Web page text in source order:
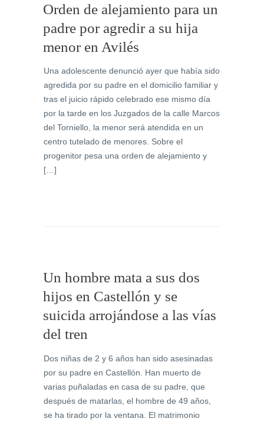
Orden de alejamiento para un
padre por agredir a su hija
menor en Avilés
Una adolescente denunció ayer que había sido
agredida por su padre en el domicilio familiar y
tras el juicio rápido celebrado ese mismo día
por la tarde en los Juzgados de la calle Marcos
del Torniello, la menor será atendida en un
centro tutelado de menores. Sobre el
progenitor pesa una orden de alejamiento y
[…]
Un hombre mata a sus dos
hijos en Castellón y se
suicida arrojándose a las vías
del tren
Dos niñas de 2 y 6 años han sido asesinadas
por su padre en Castellón. Han muerto de
varias puñaladas en casa de su padre, que
después de matarlas, el hombre de 49 años,
se ha tirado por la ventana. El matrimonio